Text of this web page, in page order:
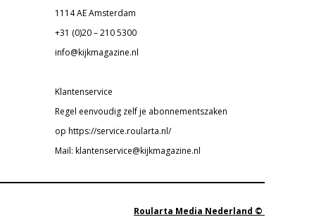
1114 AE Amsterdam
+31 (0)20 – 210 5300
info@kijkmagazine.nl
Klantenservice
Regel eenvoudig zelf je abonnementszaken
op https://service.roularta.nl/
Mail: klantenservice@kijkmagazine.nl
Roularta Media Nederland ©